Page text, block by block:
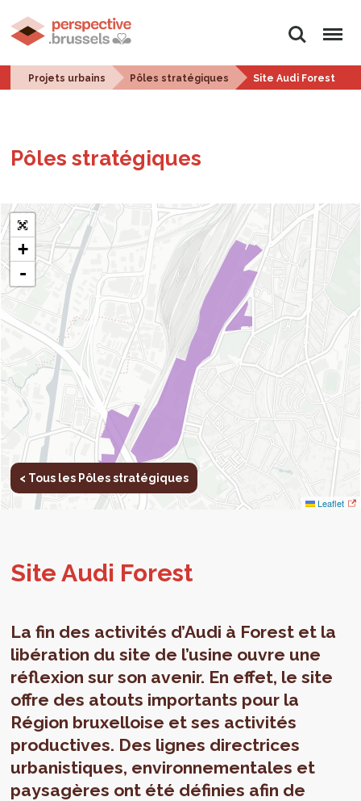
Rechercher
Menu
Projets urbains Pôles stratégiques Site Audi Forest
Pôles stra­té­giques
+
-
Leaflet
< Tous les Pôles stratégiques
Site Audi Forest
La fin des activités d’Audi à Forest et la
libération du site de l’usine ouvre une
réflexion sur son avenir. En effet, le site
offre des atouts importants pour la
Région bruxelloise et ses activités
productives. Des lignes directrices
urbanistiques, environnementales et
paysagères ont été définies afin de